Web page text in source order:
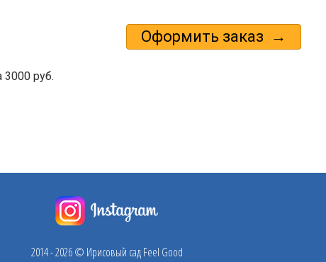
руб.
2014 - 2026 © Ирисовый сад Feel Good